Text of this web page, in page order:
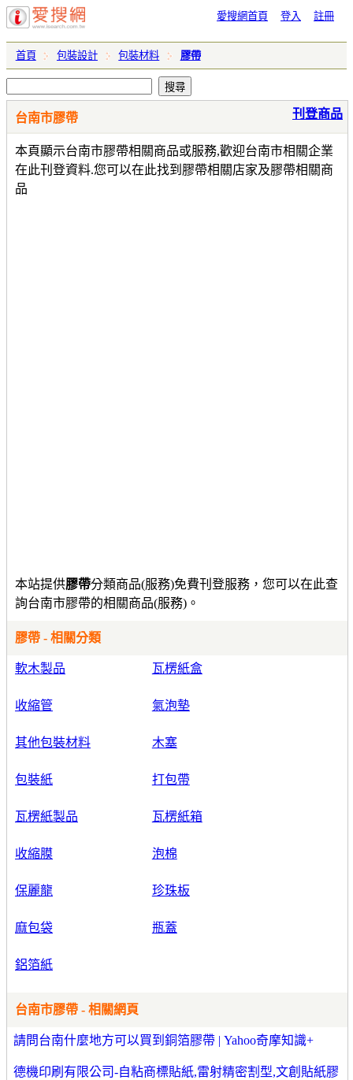
愛搜網首頁 登入 註冊
首頁 包裝設計 包裝材料 膠帶
台南市膠帶
本頁顯示台南市膠帶相關商品或服務,歡迎台南市相關企業
在此刊登資料.您可以在此找到膠帶相關店家及膠帶相關商
品
刊登商品
本站提供膠帶分類商品(服務)免費刊登服務，您可以在此查
詢台南市膠帶的相關商品(服務)。
膠帶 - 相關分類
軟木製品 瓦楞紙盒
收縮管 氣泡墊
其他包裝材料 木塞
包裝紙 打包帶
瓦楞紙製品 瓦楞紙箱
收縮膜 泡棉
保麗龍 珍珠板
麻包袋 瓶蓋
鋁箔紙
台南市膠帶 - 相關網頁
請問台南什麼地方可以買到銅箔膠帶 | Yahoo奇摩知識+
德機印刷有限公司-自粘商標貼紙,雷射精密割型,文創貼紙膠